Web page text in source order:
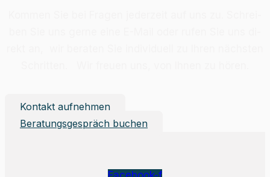
Kontakt aufnehmen
Beratungsgespräch buchen